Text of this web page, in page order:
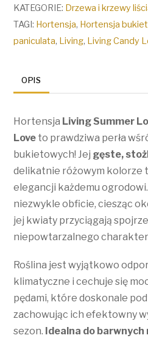
'Living
Summer
Love'
KATEGORIE: Drzewa i krzewy
TAGI: Hortensja, Hortensja
paniculata, Living, Living Candy
OPIS
Hortensja Living Summer
Love to prawdziwa perła
bukietowych! Jej gęste,
delikatnie różowym kolorze
elegancji każdemu
niezwykle obficie, ciesząc
jej kwiaty przyciągają
niepowtarzalnego
Roślina jest wyjątkowo
klimatyczne i cechuje się
pędami, które doskonale
zachowując ich efektowny
sezon. Idealna do